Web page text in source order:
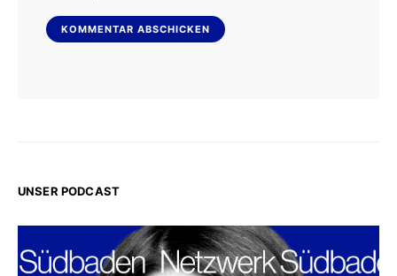
UNSER PODCAST